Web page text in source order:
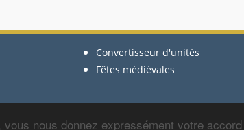
nous donnez expressément votre accord
Convertisseur d'unités
Fêtes médiévales